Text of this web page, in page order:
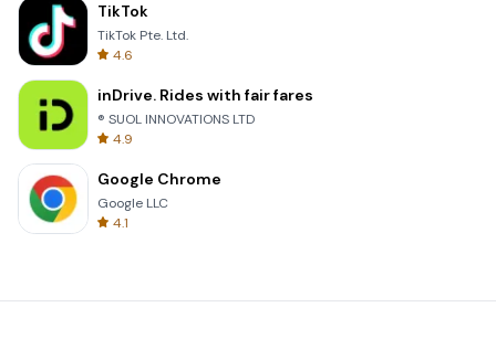
TikTok
TikTok Pte. Ltd.
4.6
inDrive. Rides with fair fares
® SUOL INNOVATIONS LTD
4.9
Google Chrome
Google LLC
4.1